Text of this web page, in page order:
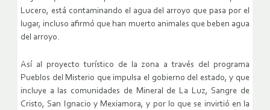
Lucero, está contaminando el agua del arroyo que pasa por el
lugar, incluso afirmó que han muerto animales que beben agua
del arroyo.
Así al proyecto turístico de la zona a través del programa
Pueblos del Misterio que impulsa el gobierno del estado, y que
incluye a las comunidades de Mineral de La Luz, Sangre de
Cristo, San Ignacio y Mexiamora, y por lo que se invirtió en la